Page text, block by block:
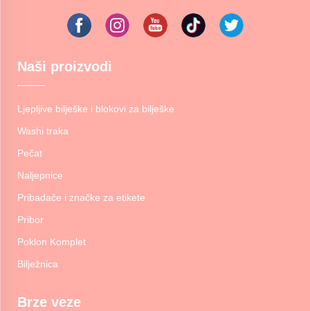
Naši proizvodi
Ljepljive bilješke i blokovi za bilješke
Washi traka
Pečat
Naljepnice
Pribadače i značke za etikete
Pribor
Poklon Komplet
Bilježnica
Brze veze